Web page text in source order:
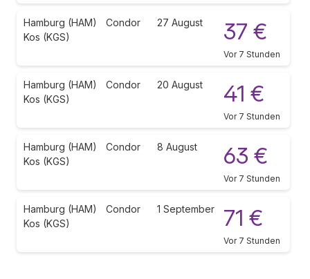
Hamburg (HAM)
Kos (KGS)
Condor 27 August 37 €
Vor 7 Stunden
Hamburg (HAM)
Kos (KGS)
Condor 20 August 41 €
Vor 7 Stunden
Hamburg (HAM)
Kos (KGS)
Condor 8 August 63 €
Vor 7 Stunden
Hamburg (HAM)
Kos (KGS)
Condor 1 September 71 €
Vor 7 Stunden